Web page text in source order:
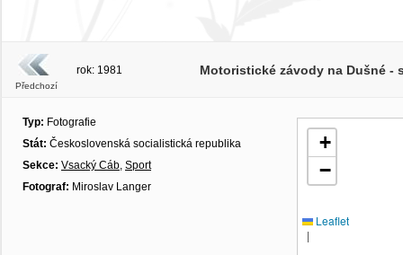
Předchozí
rok: 1981 Motoristické závody na Dušné -
Typ: Fotografie
Stát: Československá socialistická republika
Sekce: Vsacký Cáb, Sport
Fotograf: Miroslav Langer
+
−
Leaflet
|